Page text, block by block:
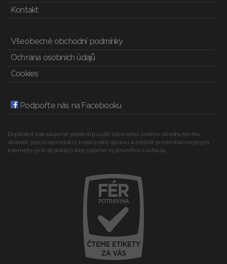
Kontakt
Všeobecné obchodní podmínky
Ochrana osobních údajů
Cookies
Podpořte nás na Facebooku
Explicitně zakazujeme jakékoli použití části nebo celého obsahu těchto
stránek, jejich reprodukci, kopírování, úpravu a zvláště prezentaci na jiných
internetových stránkách bez našeho výslovného souhlasu.